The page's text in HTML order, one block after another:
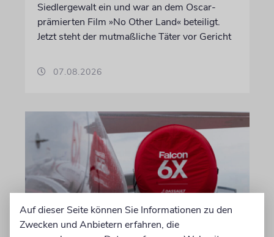
Siedlergewalt ein und war an dem Oscar-
prämierten Film »No Other Land« beteiligt.
Jetzt steht der mutmaßliche Täter vor Gericht
07.08.2026
Auf dieser Seite können Sie Informationen zu den
Zwecken und Anbietern erfahren, die